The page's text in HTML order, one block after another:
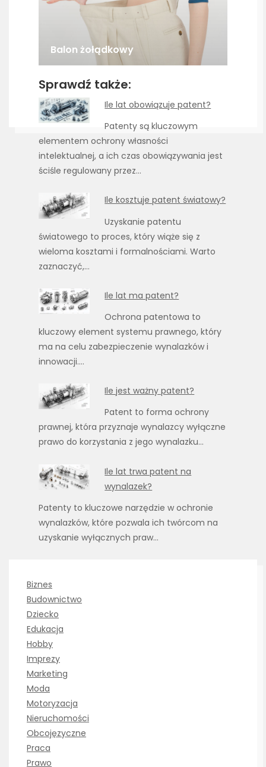
Balon żołądkowy
Sprawdź także:
Ile lat obowiązuje patent?
Patenty są kluczowym
elementem ochrony własności
intelektualnej, a ich czas obowiązywania jest
ściśle regulowany przez…
Ile kosztuje patent światowy?
Uzyskanie patentu
światowego to proces, który wiąże się z
wieloma kosztami i formalnościami. Warto
zaznaczyć,…
Ile lat ma patent?
Ochrona patentowa to
kluczowy element systemu prawnego, który
ma na celu zabezpieczenie wynalazków i
innowacji.…
Ile jest ważny patent?
Patent to forma ochrony
prawnej, która przyznaje wynalazcy wyłączne
prawo do korzystania z jego wynalazku…
Ile lat trwa patent na
wynalazek?
Patenty to kluczowe narzędzie w ochronie
wynalazków, które pozwala ich twórcom na
uzyskanie wyłącznych praw…
Biznes
Budownictwo
Dziecko
Edukacja
Hobby
Imprezy
Marketing
Moda
Motoryzacja
Nieruchomości
Obcojęzyczne
Praca
Prawo